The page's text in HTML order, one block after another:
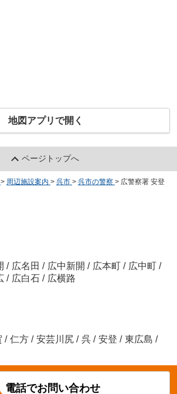
地図アプリで開く
ページトップへ
> 周辺施設案内 > 呉市 > 呉市の警察 > 広警察署 安登
/ 広名田 / 広中新開 / 広本町 / 広中町 /
/ 広白石 / 広横路
/ 仁方 / 安芸川尻 / 呉 / 安登 / 東広島 /
電話でお問い合わせ